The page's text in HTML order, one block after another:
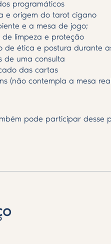
programáticos
e origem do tarot cigano
e a mesa de jogo;
de limpeza e proteção
de ética e postura durante
de uma consulta
das cartas
(não contempla a mesa
pode participar desse